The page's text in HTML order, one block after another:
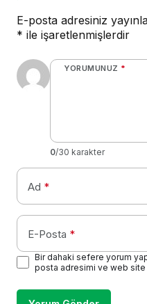
E-posta adresiniz
* ile işaretlenmişlerdir
YORUMUNUZ *
0/30 karakter
Ad *
E-Posta *
Bir dahaki sefere yorum
posta adresimi ve web site